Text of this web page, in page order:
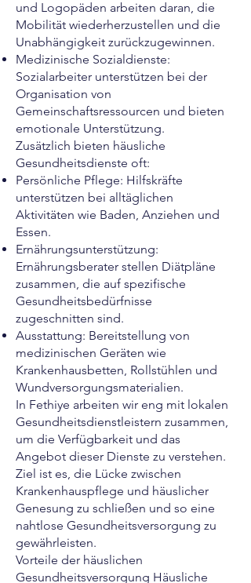
und Logopäden arbeiten daran, die
Mobilität wiederherzustellen und die
Unabhängigkeit zurückzugewinnen.
Medizinische Sozialdienste:
Sozialarbeiter unterstützen bei der
Organisation von
Gemeinschaftsressourcen und bieten
emotionale Unterstützung.
Zusätzlich bieten häusliche
Gesundheitsdienste oft:
Persönliche Pflege: Hilfskräfte
unterstützen bei alltäglichen
Aktivitäten wie Baden, Anziehen und
Essen.
Ernährungsunterstützung:
Ernährungsberater stellen Diätpläne
zusammen, die auf spezifische
Gesundheitsbedürfnisse
zugeschnitten sind.
Ausstattung: Bereitstellung von
medizinischen Geräten wie
Krankenhausbetten, Rollstühlen und
Wundversorgungsmaterialien.
In Fethiye arbeiten wir eng mit lokalen
Gesundheitsdienstleistern zusammen,
um die Verfügbarkeit und das
Angebot dieser Dienste zu verstehen.
Ziel ist es, die Lücke zwischen
Krankenhauspflege und häuslicher
Genesung zu schließen und so eine
nahtlose Gesundheitsversorgung zu
gewährleisten.
Vorteile der häuslichen
Gesundheitsversorgung Häusliche